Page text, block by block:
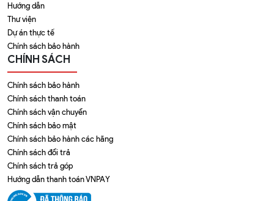
Hướng dẫn
Thư viện
Dự án thực tế
Chính sách bảo hành
CHÍNH SÁCH
Chính sách bảo hành
Chính sách thanh toán
Chính sách vận chuyển
Chính sách bảo mật
Chính sách bảo hành các hãng
Chính sách đổi trả
Chính sách trả góp
Hướng dẫn thanh toán VNPAY